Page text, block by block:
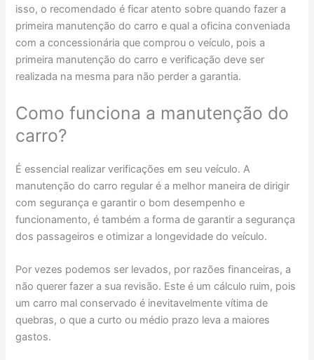
isso, o recomendado é ficar atento sobre quando fazer a
primeira manutenção do carro e qual a oficina conveniada
com a concessionária que comprou o veículo, pois a
primeira manutenção do carro e verificação deve ser
realizada na mesma para não perder a garantia.
Como funciona a manutenção do
carro?
É essencial realizar verificações em seu veículo. A
manutenção do carro regular é a melhor maneira de dirigir
com segurança e garantir o bom desempenho e
funcionamento, é também a forma de garantir a segurança
dos passageiros e otimizar a longevidade do veículo.
Por vezes podemos ser levados, por razões financeiras, a
não querer fazer a sua revisão. Este é um cálculo ruim, pois
um carro mal conservado é inevitavelmente vítima de
quebras, o que a curto ou médio prazo leva a maiores
gastos.